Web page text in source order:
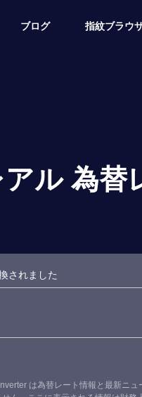
ブログ 指紋ブラウ
ル 為替
されました
は為替レート情報と最新ニ